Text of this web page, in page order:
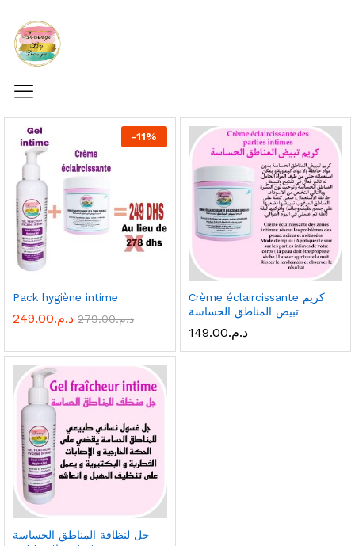
-11%
Pack hygiène intime
د.م.249.00 د.م.279.00
Crème éclaircissante كريم
تبيض المناطق الحساسة
د.م.149.00
جل لنظافة المناطق الحساسة